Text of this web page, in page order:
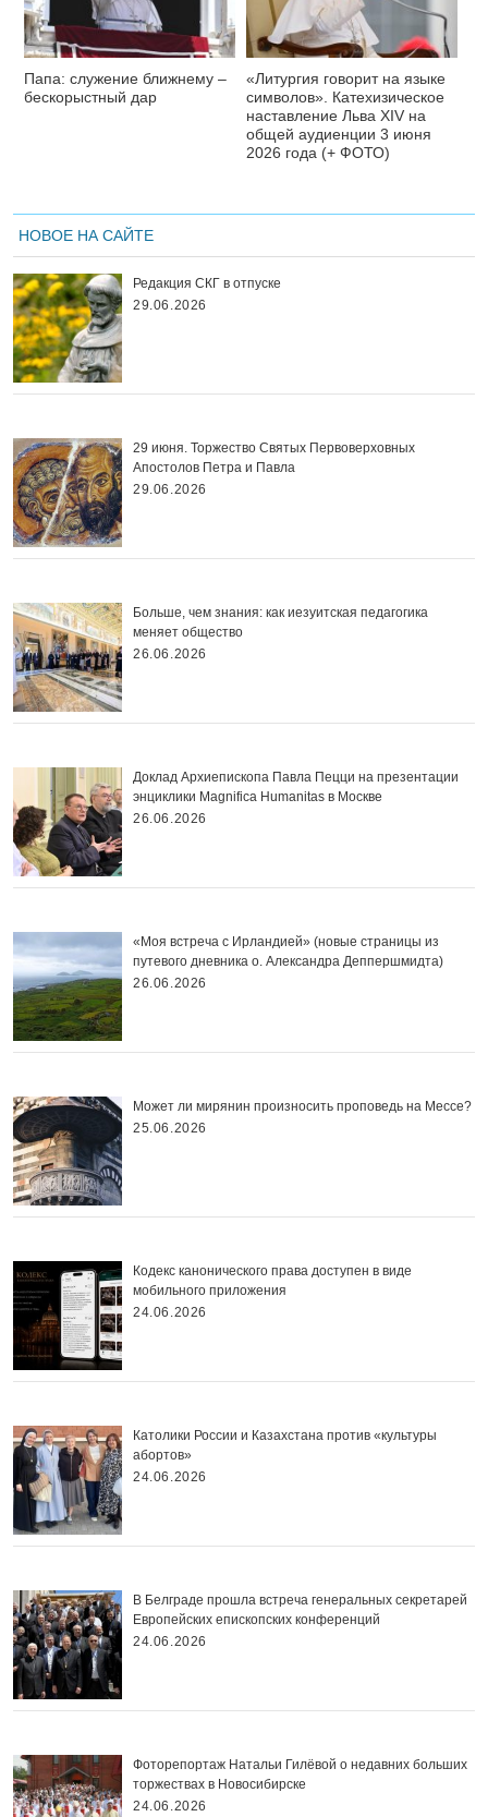
Папа: служение ближнему –
бескорыстный дар
«Литургия говорит на языке
символов». Катехизическое
наставление Льва XIV на
общей аудиенции 3 июня
2026 года (+ ФОТО)
НОВОЕ НА САЙТЕ
Редакция СКГ в отпуске
29.06.2026
29 июня. Торжество Святых Первоверховных
Апостолов Петра и Павла
29.06.2026
Больше, чем знания: как иезуитская педагогика
меняет общество
26.06.2026
Доклад Архиепископа Павла Пецци на презентации
энциклики Magnifica Нumanitas в Москве
26.06.2026
«Моя встреча с Ирландией» (новые страницы из
путевого дневника о. Александра Деппершмидта)
26.06.2026
Может ли мирянин произносить проповедь на Мессе?
25.06.2026
Кодекс канонического права доступен в виде
мобильного приложения
24.06.2026
Католики России и Казахстана против «культуры
абортов»
24.06.2026
В Белграде прошла встреча генеральных секретарей
Европейских епископских конференций
24.06.2026
Фоторепортаж Натальи Гилёвой о недавних больших
торжествах в Новосибирске
24.06.2026